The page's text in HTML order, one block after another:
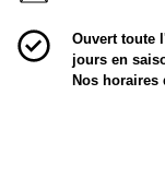
Ouvert toute
jours en
Nos horaires